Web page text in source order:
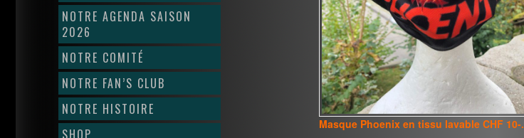
Masque Phoenix en tissu lavable CHF 10-.
NOTRE AGENDA SAISON
2026
NOTRE COMITÉ
NOTRE FAN’S CLUB
NOTRE HISTOIRE
SHOP